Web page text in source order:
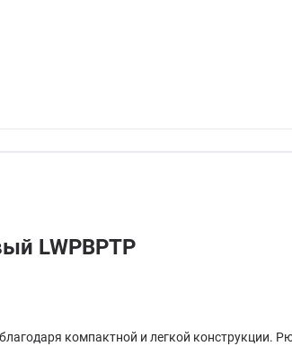
LWPBPTP
компактной и легкой конструкции.